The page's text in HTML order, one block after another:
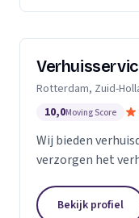
Rotterdam, Zuid-
10,0Moving Score
Wij bieden
verzorgen het
Bekijk profiel